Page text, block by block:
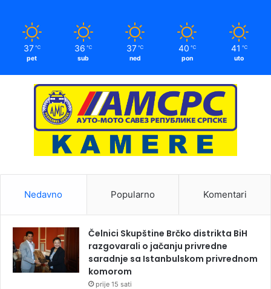
37 ℃
pet
36 ℃
sub
37 ℃
ned
40 ℃
pon
41 ℃
uto
Nedavno Popularno Komentari
Čelnici Skupštine Brčko distrikta BiH
razgovarali o jačanju privredne
saradnje sa Istanbulskom privrednom
komorom
prije 15 sati